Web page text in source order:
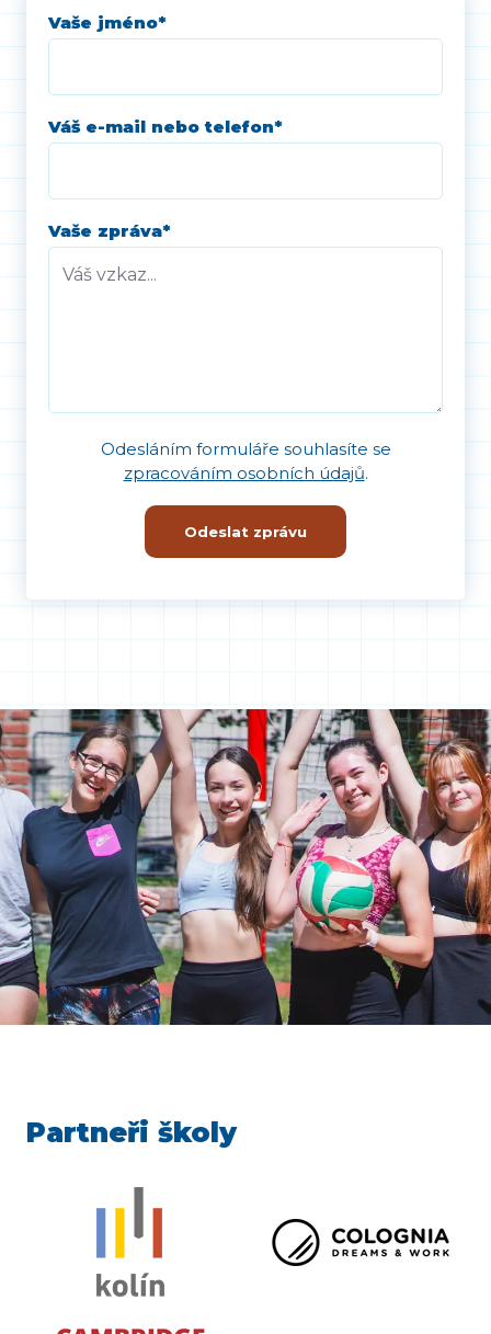
Vaše jméno*
Váš e-mail nebo telefon*
Vaše zpráva*
Odesláním formuláře souhlasíte se
zpracováním osobních údajů.
Odeslat zprávu
Partneři školy